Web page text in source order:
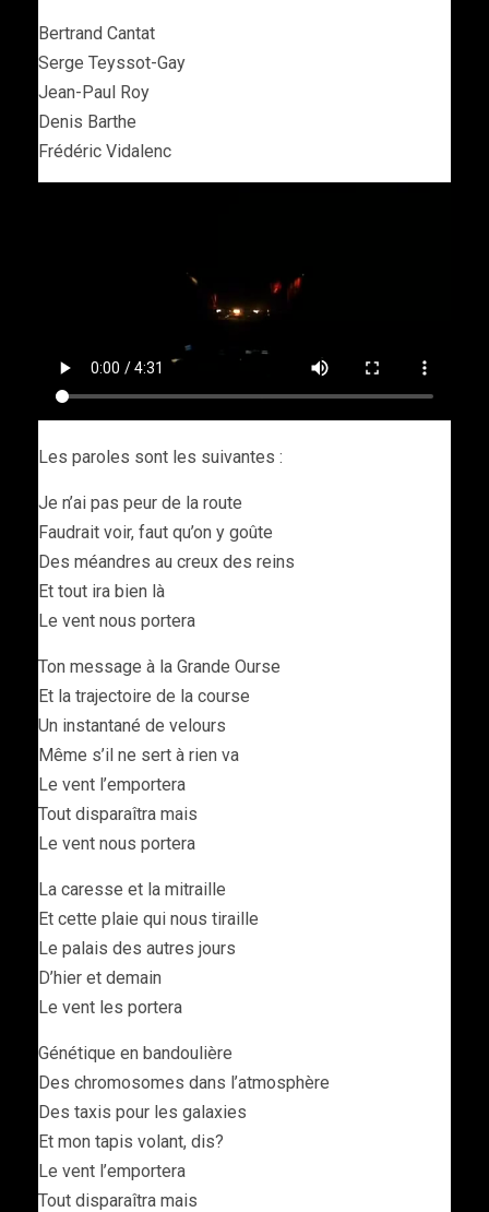
Bertrand Cantat
Serge Teyssot-Gay
Jean-Paul Roy
Denis Barthe
Frédéric Vidalenc
Les paroles sont les suivantes :
Je n’ai pas peur de la route
Faudrait voir, faut qu’on y goûte
Des méandres au creux des reins
Et tout ira bien là
Le vent nous portera
Ton message à la Grande Ourse
Et la trajectoire de la course
Un instantané de velours
Même s’il ne sert à rien va
Le vent l’emportera
Tout disparaîtra mais
Le vent nous portera
La caresse et la mitraille
Et cette plaie qui nous tiraille
Le palais des autres jours
D’hier et demain
Le vent les portera
Génétique en bandoulière
Des chromosomes dans l’atmosphère
Des taxis pour les galaxies
Et mon tapis volant, dis?
Le vent l’emportera
Tout disparaîtra mais